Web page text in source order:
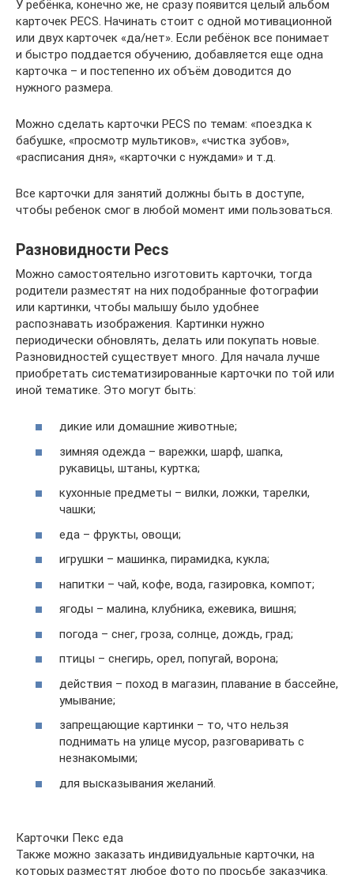
У ребёнка, конечно же, не сразу появится целый альбом
карточек PECS. Начинать стоит с одной мотивационной
или двух карточек «да/нет». Если ребёнок все понимает
и быстро поддается обучению, добавляется еще одна
карточка – и постепенно их объём доводится до
нужного размера.
Можно сделать карточки PECS по темам: «поездка к
бабушке, «просмотр мультиков», «чистка зубов»,
«расписания дня», «карточки с нуждами» и т.д.
Все карточки для занятий должны быть в доступе,
чтобы ребенок смог в любой момент ими пользоваться.
Разновидности Pecs
Можно самостоятельно изготовить карточки, тогда
родители разместят на них подобранные фотографии
или картинки, чтобы малышу было удобнее
распознавать изображения. Картинки нужно
периодически обновлять, делать или покупать новые.
Разновидностей существует много. Для начала лучше
приобретать систематизированные карточки по той или
иной тематике. Это могут быть:
дикие или домашние животные;
зимняя одежда – варежки, шарф, шапка,
рукавицы, штаны, куртка;
кухонные предметы – вилки, ложки, тарелки,
чашки;
еда – фрукты, овощи;
игрушки – машинка, пирамидка, кукла;
напитки – чай, кофе, вода, газировка, компот;
ягоды – малина, клубника, ежевика, вишня;
погода – снег, гроза, солнце, дождь, град;
птицы – снегирь, орел, попугай, ворона;
действия – поход в магазин, плавание в бассейне,
умывание;
запрещающие картинки – то, что нельзя
поднимать на улице мусор, разговаривать с
незнакомыми;
для высказывания желаний.
Карточки Пекс еда
Также можно заказать индивидуальные карточки, на
которых разместят любое фото по просьбе заказчика.